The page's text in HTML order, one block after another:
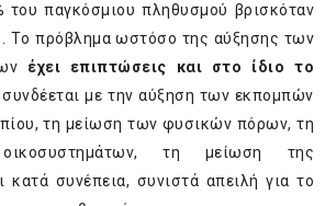
του παγκόσμιου πληθυσμού βρισκόταν
Tο πρόβλημα ωστόσο της αύξησης των
έχει επιπτώσεις και στο ίδιο το
με την αύξηση των εκπομπών
τη μείωση των φυσικών πόρων, τη
τη μείωση της
κατά συνέπεια, συνιστά απειλή για το